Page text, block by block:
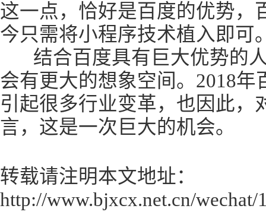
这一点，恰好是百度的优势，
今只需将小程序技术植入即可
结合百度具有巨大优势的
会有更大的想象空间。2018
引起很多行业变革，也因此，
言，这是一次巨大的机会。
转载请注明本文地址：
http://www.bjxcx.net.cn/wechat/